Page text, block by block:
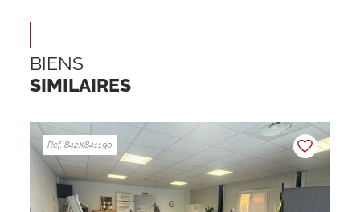
BIENS
SIMILAIRES
Ref. 842X841190